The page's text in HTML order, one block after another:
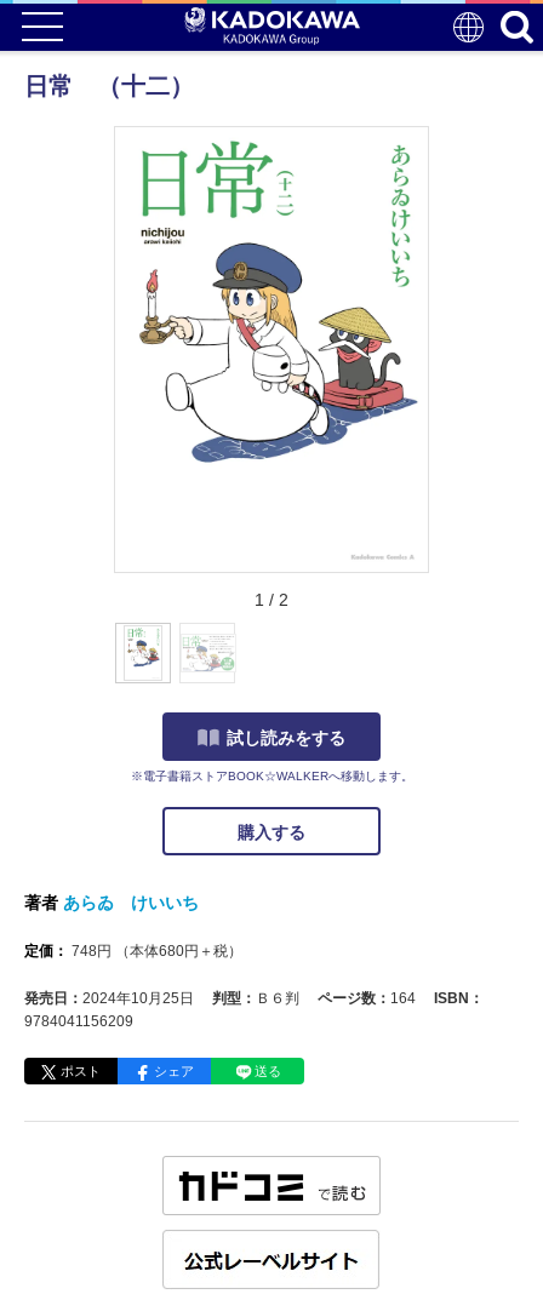
日常 （十二）
1 / 2
試し読みをする
※電子書籍ストアBOOK☆WALKERへ移動します。
購入する
著者 あらゐ けいいち
定価： 748円 （本体680円＋税）
発売日： 2024年10月25日 判型： Ｂ６判 ページ数： 164
ISBN：
9784041156209
ポスト シェア 送る